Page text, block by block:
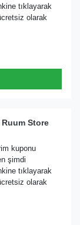
tıklayarak
olarak
Store
kuponu
şimdi
tıklayarak
olarak